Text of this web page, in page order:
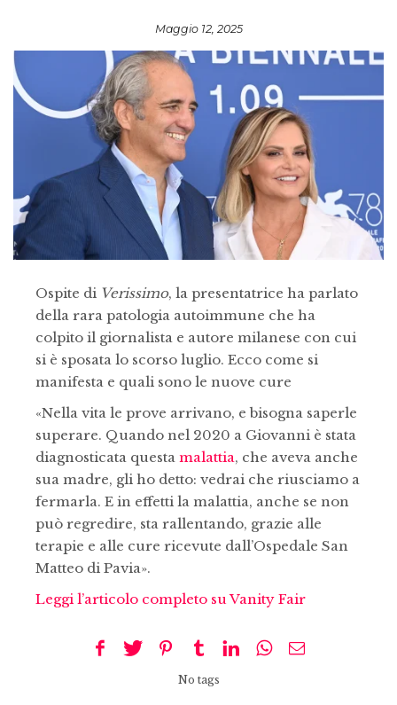
Maggio 12, 2025
Ospite di Verissimo, la presentatrice ha parlato
della rara patologia autoimmune che ha
colpito il giornalista e autore milanese con cui
si è sposata lo scorso luglio. Ecco come si
manifesta e quali sono le nuove cure
«Nella vita le prove arrivano, e bisogna saperle
superare. Quando nel 2020 a Giovanni è stata
diagnosticata questa malattia, che aveva anche
sua madre, gli ho detto: vedrai che riusciamo a
fermarla. E in effetti la malattia, anche se non
può regredire, sta rallentando, grazie alle
terapie e alle cure ricevute dall’Ospedale San
Matteo di Pavia».
Leggi l’articolo completo su Vanity Fair
No tags